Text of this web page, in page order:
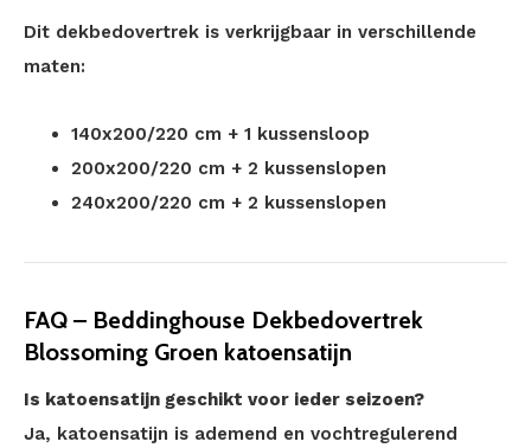
Dit dekbedovertrek is verkrijgbaar in verschillende
maten:
140x200/220 cm + 1 kussensloop
200x200/220 cm + 2 kussenslopen
240x200/220 cm + 2 kussenslopen
FAQ – Beddinghouse Dekbedovertrek
Blossoming Groen katoensatijn
Is katoensatijn geschikt voor ieder seizoen?
Ja, katoensatijn is ademend en vochtregulerend